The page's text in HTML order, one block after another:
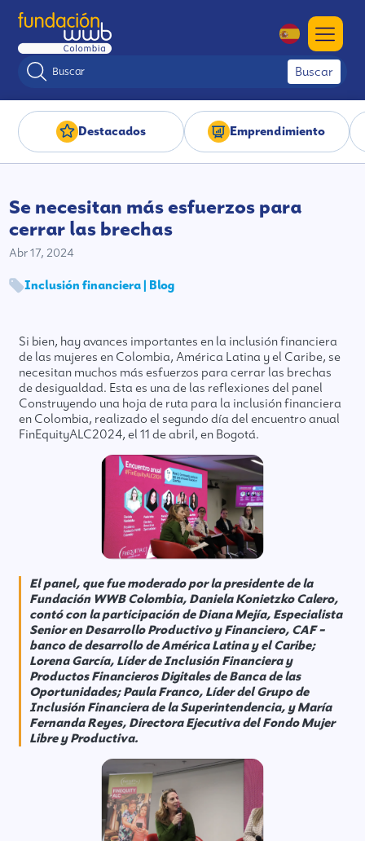
Buscar
Destacados Emprendimiento
Se necesitan más esfuerzos para
cerrar las brechas
Abr 17, 2024
Inclusión financiera | Blog
Si bien, hay avances importantes en la inclusión financiera
de las mujeres en Colombia, América Latina y el Caribe, se
necesitan muchos más esfuerzos para cerrar las brechas
de desigualdad. Esta es una de las reflexiones del panel
Construyendo una hoja de ruta para la inclusión financiera
en Colombia, realizado el segundo día del encuentro anual
FinEquityALC2024, el 11 de abril, en Bogotá.
El panel, que fue moderado por la presidente de la
Fundación WWB Colombia, Daniela Konietzko Calero,
contó con la participación de Diana Mejía, Especialista
Senior en Desarrollo Productivo y Financiero, CAF –
banco de desarrollo de América Latina y el Caribe;
Lorena García, Líder de Inclusión Financiera y
Productos Financieros Digitales de Banca de las
Oportunidades; Paula Franco, Líder del Grupo de
Inclusión Financiera de la Superintendencia, y María
Fernanda Reyes, Directora Ejecutiva del Fondo Mujer
Libre y Productiva.